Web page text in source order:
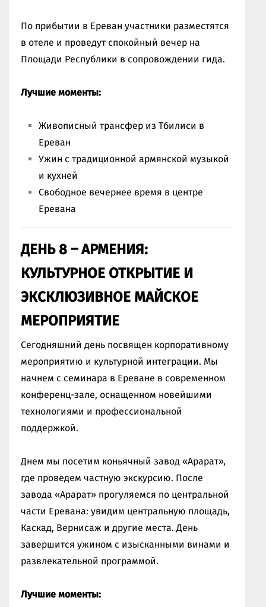
По прибытии в Ереван участники разместятся
в отеле и проведут спокойный вечер на
Площади Республики в сопровождении гида.
Лучшие моменты:
Живописный трансфер из Тбилиси в
Ереван
Ужин с традиционной армянской музыкой
и кухней
Свободное вечернее время в центре
Еревана
ДЕНЬ 8 – АРМЕНИЯ:
КУЛЬТУРНОЕ ОТКРЫТИЕ И
ЭКСКЛЮЗИВНОЕ МАЙСКОЕ
МЕРОПРИЯТИЕ
Сегодняшний день посвящен корпоративному
мероприятию и культурной интеграции. Мы
начнем с семинара в Ереване в современном
конференц-зале, оснащенном новейшими
технологиями и профессиональной
поддержкой.
Днем мы посетим коньячный завод «Арарат»,
где проведем частную экскурсию. После
завода «Арарат» прогуляемся по центральной
части Еревана: увидим центральную площадь,
Каскад, Вернисаж и другие места. День
завершится ужином с изысканными винами и
развлекательной программой.
Лучшие моменты: